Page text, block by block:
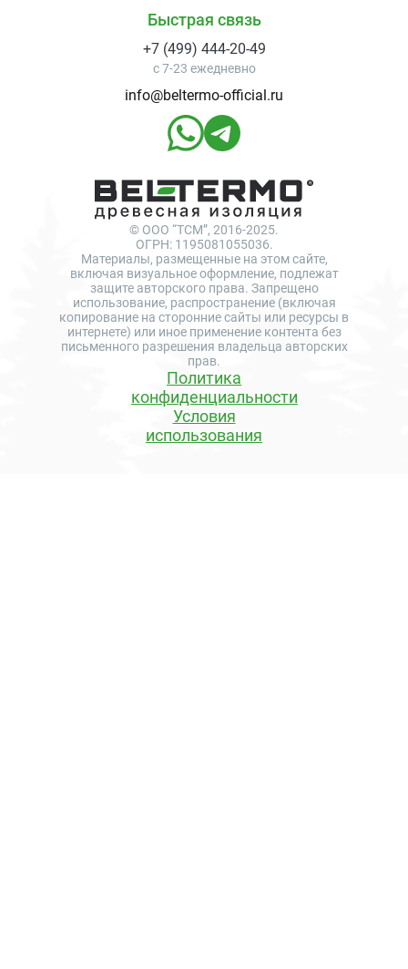
Быстрая связь
+7 (499) 444-20-49
с 7-23 ежедневно
info@beltermo-official.ru
© ООО “ТСМ”, 2016-2025.
ОГРН: 1195081055036.
Материалы, размещенные на этом сайте,
включая визуальное оформление, подлежат
защите авторского права. Запрещено
использование, распространение (включая
копирование на сторонние сайты или ресурсы в
интернете) или иное применение контента без
письменного разрешения владельца авторских
прав.
Политика
конфиденциальности
Условия
использования